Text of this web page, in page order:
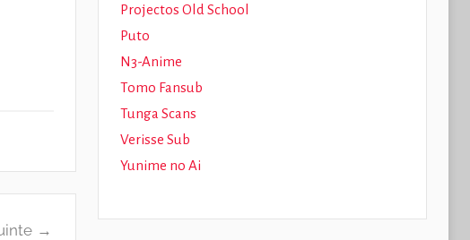
Projectos Old School
Puto
N3-Anime
Tomo Fansub
Tunga Scans
Verisse Sub
Yunime no Ai